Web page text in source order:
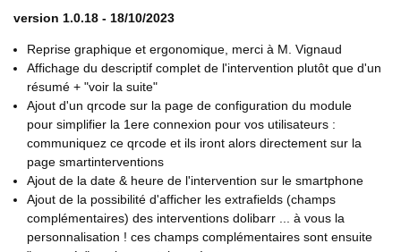
version 1.0.18 - 18/10/2023
Reprise graphique et ergonomique, merci à M. Vignaud
Affichage du descriptif complet de l'intervention plutôt que d'un
résumé + "voir la suite"
Ajout d'un qrcode sur la page de configuration du module
pour simplifier la 1ere connexion pour vos utilisateurs :
communiquez ce qrcode et ils iront alors directement sur la
page smartinterventions
Ajout de la date & heure de l'intervention sur le smartphone
Ajout de la possibilité d'afficher les extrafields (champs
complémentaires) des interventions dolibarr ... à vous la
personnalisation ! ces champs complémentaires sont ensuite